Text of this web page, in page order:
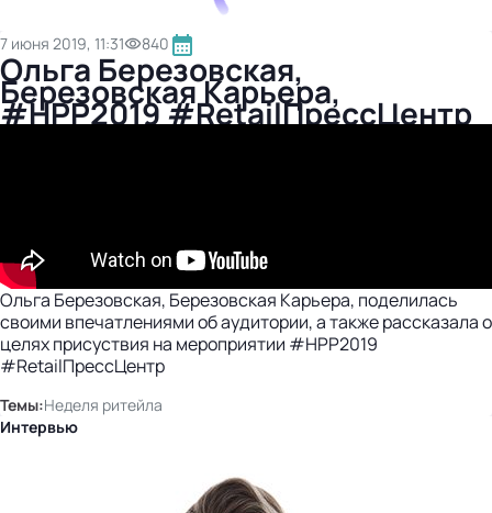
7 июня 2019, 11:31 840
Ольга Березовская,
Березовская Карьера,
#HPP2019 #RetailПрессЦентр
Ольга Березовская, Березовская Карьера, поделилась
своими впечатлениями об аудитории, а также рассказала о
целях присуствия на мероприятии #HPP2019
#RetailПрессЦентр
Темы:Неделя ритейла
Интервью